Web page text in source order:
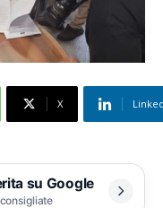
X
su Google